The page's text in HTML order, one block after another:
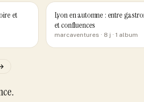
et
Lyon en automne : entre
et confluences
marcaventures · 8 j · 1 album
.